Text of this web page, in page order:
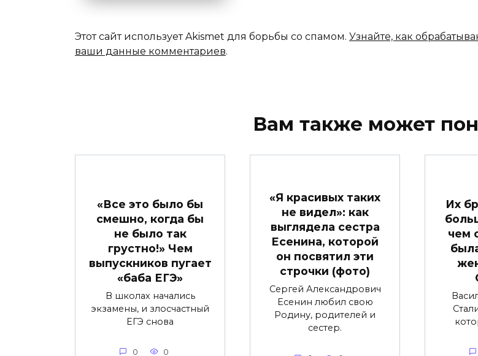
Этот сайт использует Akismet для борьбы со спамом. Узнайте, как
ваши данные комментариев.
Вам также может
«Все это было бы
смешно, когда бы
не было так
грустно!» Чем
выпускников пугает
«баба ЕГЭ»
В школах начались
экзамены, и злосчастный
ЕГЭ снова
0 0
«Я красивых таких
не видел»: как
выглядела сестра
Есенина, которой
он посвятил эти
строчки (фото)
Сергей Александрович
Есенин любил свою
Родину, родителей и
сестер.
Их
чем